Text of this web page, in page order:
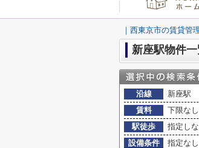
｜西東京市の賃貸管
新座駅物件
沿線
新座駅
賃料
下限な
駅徒歩
指定し
設備条件
指定なし